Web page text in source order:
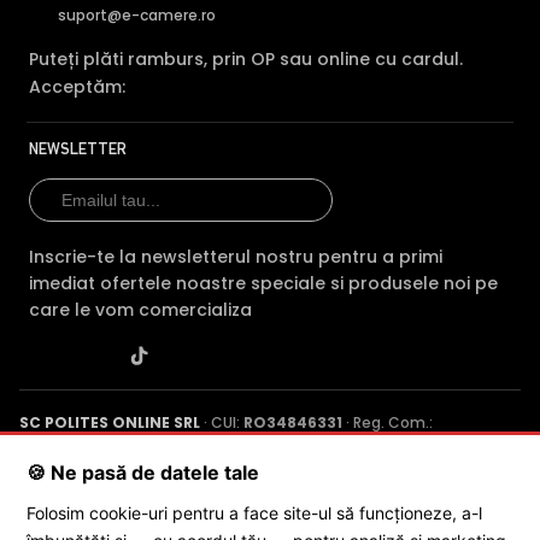
LENTILA FIXA
are o lentila ce ofera un unghi fix de vizualizare, ce nu
poate fi reglat in momentul instalarii acesteia, fiind
pretabila in supravegherea generala a zonelor. Distanta
focala este de 2.8 mm, oferind un unghi orizontal de
Puteti alimenta camera atat dintr-o sursa de alimentare,
retea (POE), ideala pentru folosirea impreuna cu un NVR
suport@e-camere.ro
Puteți plăti ramburs, prin OP sau online cu cardul.
Acceptăm:
NEWSLETTER
Inscrie-te la newsletterul nostru pentru a primi
imediat ofertele noastre speciale si produsele noi pe
care le vom comercializa
SC POLITES ONLINE SRL · CUI: RO34846331 · Reg. Com.:
Poenaru, Nr. 1, Craiova, Jud. Dolj ·
🍪 Ne pasă de datele tale
Folosim cookie-uri pentru a face site-ul să funcționeze, a-l